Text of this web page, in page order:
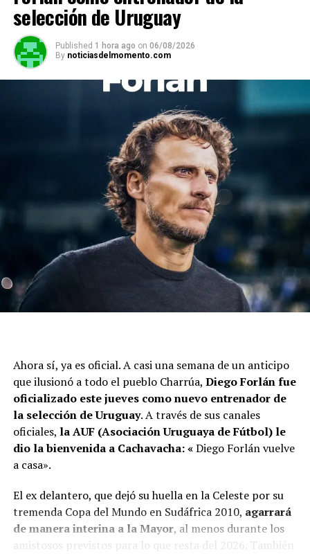
p
k
selección de Uruguay
Published 1 hora ago on 06/08/2026
By noticiasdelmomento.com
Ahora sí, ya es oficial. A casi una semana de un anticipo
que ilusionó a todo el pueblo Charrúa, Diego Forlánfue
oficializado este jueves como nuevo entrenador de
la selección de Uruguay. A través de sus canales
oficiales, la AUF (Asociación Uruguaya de Fútbol) le
dio la bienvenida a Cachavacha: «Diego Forlán vuelve
a casa».
El ex delantero, que dejó su huella en la Celeste por su
tremenda Copa del Mundo en Sudáfrica 2010, agarrará
de manera interina a la Mayor, al menos durante los
amistosos previstos para lo que resta del 2026. También